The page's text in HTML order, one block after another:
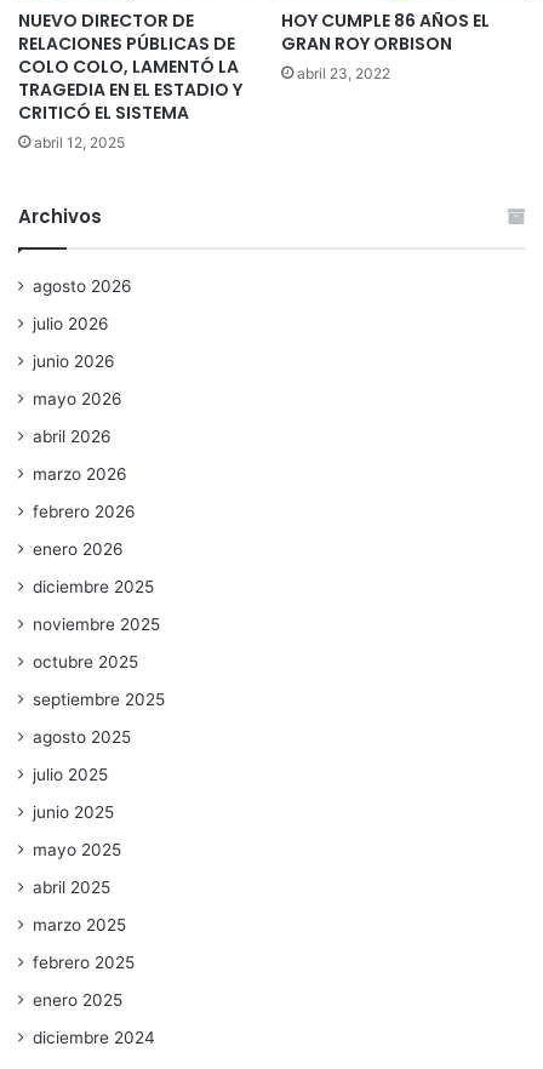
NUEVO DIRECTOR DE
RELACIONES PÚBLICAS DE
COLO COLO, LAMENTÓ LA
TRAGEDIA EN EL ESTADIO Y
CRITICÓ EL SISTEMA
abril 12, 2025
HOY CUMPLE 86 AÑOS EL
GRAN ROY ORBISON
abril 23, 2022
Archivos
agosto 2026
julio 2026
junio 2026
mayo 2026
abril 2026
marzo 2026
febrero 2026
enero 2026
diciembre 2025
noviembre 2025
octubre 2025
septiembre 2025
agosto 2025
julio 2025
junio 2025
mayo 2025
abril 2025
marzo 2025
febrero 2025
enero 2025
diciembre 2024